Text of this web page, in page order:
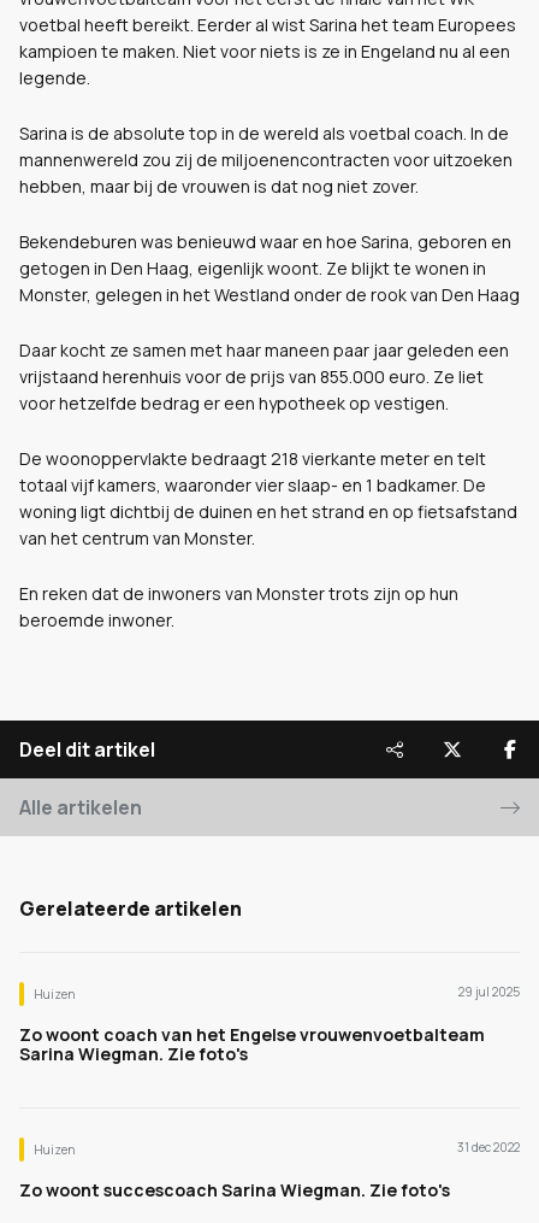
voetbal heeft bereikt. Eerder al wist Sarina het team Europees
kampioen te maken. Niet voor niets is ze in Engeland nu al een
legende.
Sarina is de absolute top in de wereld als voetbal coach. In de
mannenwereld zou zij de miljoenencontracten voor uitzoeken
hebben, maar bij de vrouwen is dat nog niet zover.
Bekendeburen was benieuwd waar en hoe Sarina, geboren en
getogen in Den Haag, eigenlijk woont. Ze blijkt te wonen in
Monster, gelegen in het Westland onder de rook van Den Haag
Daar kocht ze samen met haar maneen paar jaar geleden een
vrijstaand herenhuis voor de prijs van 855.000 euro. Ze liet
voor hetzelfde bedrag er een hypotheek op vestigen.
De woonoppervlakte bedraagt 218 vierkante meter en telt
totaal vijf kamers, waaronder vier slaap- en 1 badkamer. De
woning ligt dichtbij de duinen en het strand en op fietsafstand
van het centrum van Monster.
En reken dat de inwoners van Monster trots zijn op hun
beroemde inwoner.
Deel dit artikel
Alle artikelen
Gerelateerde artikelen
Huizen 29 jul 2025
Zo woont coach van het Engelse vrouwenvoetbalteam
Sarina Wiegman. Zie foto's
Huizen 31 dec 2022
Zo woont succescoach Sarina Wiegman. Zie foto's